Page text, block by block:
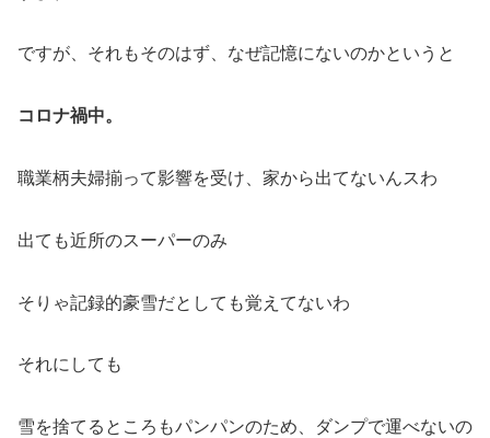
ですが、それもそのはず、なぜ記憶にないのかというと
コロナ禍中。
職業柄夫婦揃って影響を受け、家から出てないんスわ
出ても近所のスーパーのみ
そりゃ記録的豪雪だとしても覚えてないわ
それにしても
雪を捨てるところもパンパンのため、ダンプで運べないの